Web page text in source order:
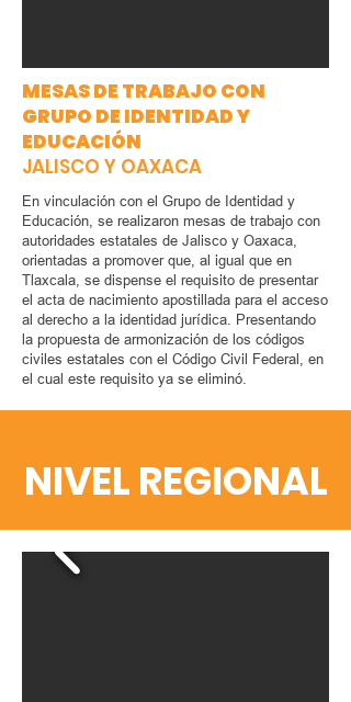
MESAS DE TRABAJO CON
GRUPO DE IDENTIDAD Y
EDUCACIÓN
JALISCO Y OAXACA
En vinculación con el Grupo de Identidad y
Educación, se realizaron mesas de trabajo con
autoridades estatales de Jalisco y Oaxaca,
orientadas a promover que, al igual que en
Tlaxcala, se dispense el requisito de presentar
el acta de nacimiento apostillada para el acceso
al derecho a la identidad jurídica. Presentando
la propuesta de armonización de los códigos
civiles estatales con el Código Civil Federal, en
el cual este requisito ya se eliminó.
NIVEL REGIONAL